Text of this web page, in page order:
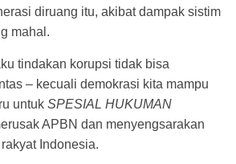
diruang itu, akibat dampak sistim
mahal.
tindakan korupsi tidak bisa
– kecuali demokrasi kita mampu
untuk SPESIAL HUKUMAN
APBN dan menyengsarakan
Indonesia.